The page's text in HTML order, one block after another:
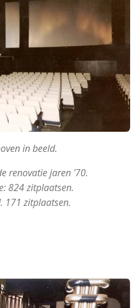
in beeld.
renovatie jaren '70.
824 zitplaatsen.
171 zitplaatsen.